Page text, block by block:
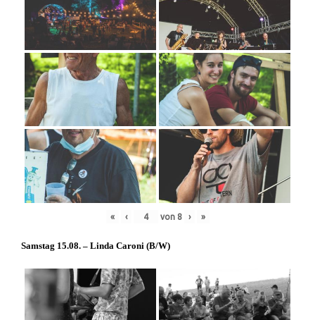
« ‹ von 8 › »
Samstag 15.08. – Linda Caroni (B/W)